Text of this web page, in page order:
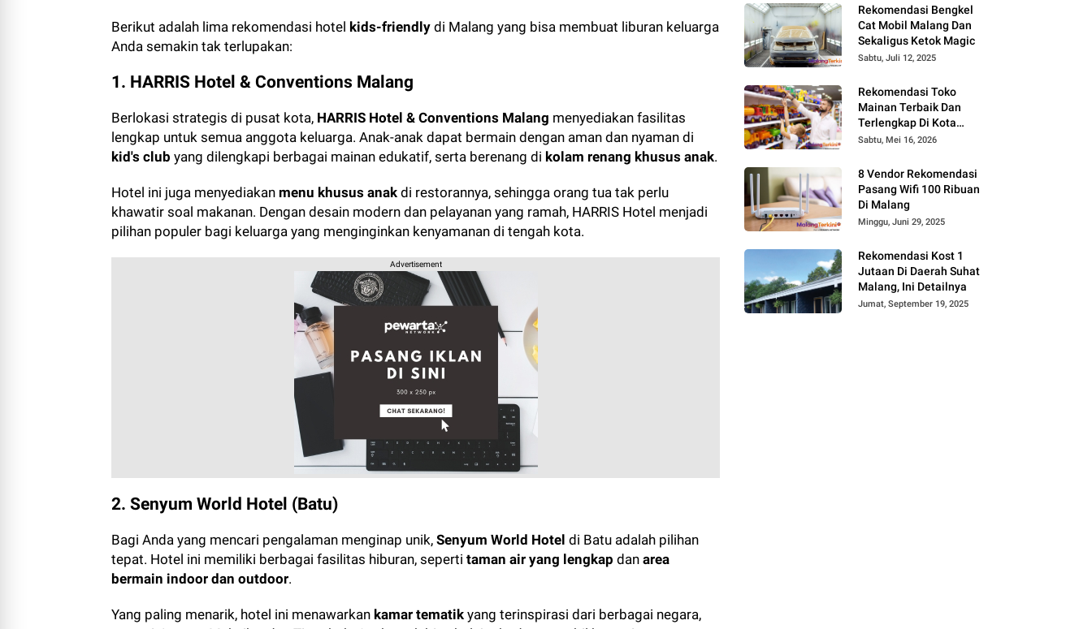
Berikut adalah lima rekomendasi hotel kids-friendly di Malang yang bisa membuat liburan keluarga
Anda semakin tak terlupakan:
1. HARRIS Hotel & Conventions Malang
Berlokasi strategis di pusat kota, HARRIS Hotel & Conventions Malang menyediakan fasilitas
lengkap untuk semua anggota keluarga. Anak-anak dapat bermain dengan aman dan nyaman di
kid's club yang dilengkapi berbagai mainan edukatif, serta berenang di kolam renang khusus anak.
Hotel ini juga menyediakan menu khusus anak di restorannya, sehingga orang tua tak perlu
khawatir soal makanan. Dengan desain modern dan pelayanan yang ramah, HARRIS Hotel menjadi
pilihan populer bagi keluarga yang menginginkan kenyamanan di tengah kota.
Advertisement
2. Senyum World Hotel (Batu)
Bagi Anda yang mencari pengalaman menginap unik, Senyum World Hotel di Batu adalah pilihan
tepat. Hotel ini memiliki berbagai fasilitas hiburan, seperti taman air yang lengkap dan area
bermain indoor dan outdoor.
Yang paling menarik, hotel ini menawarkan kamar tematik yang terinspirasi dari berbagai negara,
Rekomendasi Bengkel
Cat Mobil Malang Dan
Sekaligus Ketok Magic
Sabtu, Juli 12, 2025
Rekomendasi Toko
Mainan Terbaik Dan
Terlengkap Di Kota
Malang Terbaru Tahun
Anak
Sabtu, Mei 16, 2026
8 Vendor Rekomendasi
Pasang Wifi 100 Ribuan
Di Malang
Minggu, Juni 29, 2025
Rekomendasi Kost 1
Jutaan Di Daerah Suhat
Malang, Ini Detailnya
Jumat, September 19, 2025